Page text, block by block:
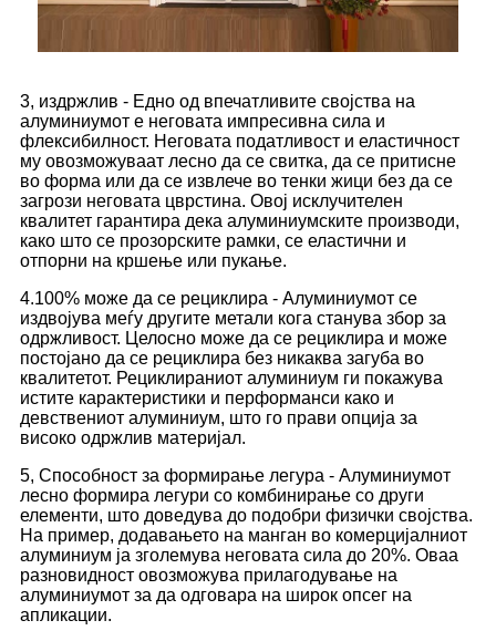
3, издржлив - Едно од впечатливите својства на
алуминиумот е неговата импресивна сила и
флексибилност. Неговата податливост и еластичност
му овозможуваат лесно да се свитка, да се притисне
во форма или да се извлече во тенки жици без да се
загрози неговата цврстина. Овој исклучителен
квалитет гарантира дека алуминиумските производи,
како што се прозорските рамки, се еластични и
отпорни на кршење или пукање.
4.100% може да се рециклира - Алуминиумот се
издвојува меѓу другите метали кога станува збор за
одржливост. Целосно може да се рециклира и може
постојано да се рециклира без никаква загуба во
квалитетот. Рециклираниот алуминиум ги покажува
истите карактеристики и перформанси како и
девствениот алуминиум, што го прави опција за
високо одржлив материјал.
5, Способност за формирање легура - Алуминиумот
лесно формира легури со комбинирање со други
елементи, што доведува до подобри физички својства.
На пример, додавањето на манган во комерцијалниот
алуминиум ја зголемува неговата сила до 20%. Оваа
разновидност овозможува прилагодување на
алуминиумот за да одговара на широк опсег на
апликации.